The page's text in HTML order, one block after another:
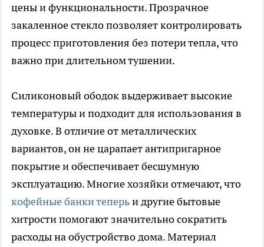
цены и функциональности. Прозрачное
закаленное стекло позволяет контролировать
процесс приготовления без потери тепла, что
важно при длительном тушении.
Силиконовый ободок выдерживает высокие
температуры и подходит для использования в
духовке. В отличие от металлических
вариантов, он не царапает антипригарное
покрытие и обеспечивает бесшумную
эксплуатацию. Многие хозяйки отмечают, что
кофейные банки теперьи другие бытовые
хитрости помогают значительно сократить
расходы на обустройство дома. Материал